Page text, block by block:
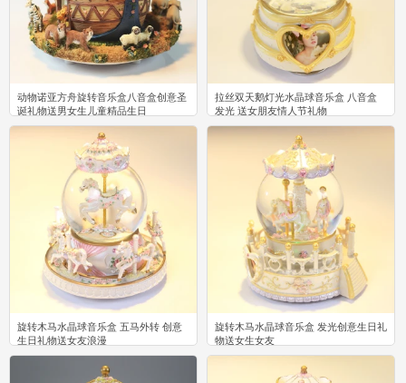
拉丝双天鹅灯光水晶球音乐盒 八音盒
发光 送女朋友情人节礼物
4
动物诺亚方舟旋转音乐盒八音盒创意圣
诞礼物送男女生儿童精品生日
16
旋转木马水晶球音乐盒 五马外转 创意
生日礼物送女友浪漫
6
旋转木马水晶球音乐盒 发光创意生日礼
物送女生女友
9